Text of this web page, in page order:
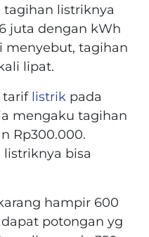
tagihan listriknya
juta dengan kWh
menyebut, tagihan
lipat.
tarif listrik pada
mengaku tagihan
Rp300.000.
bisa
hampir 600
potongan yg